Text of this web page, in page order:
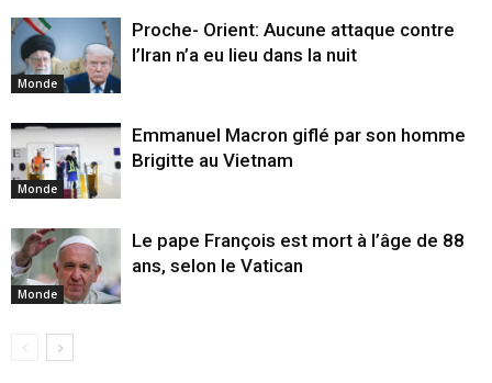
Monde
Proche- Orient: Aucune attaque contre
l’Iran n’a eu lieu dans la nuit
Monde
Emmanuel Macron giflé par son homme
Brigitte au Vietnam
Monde
Le pape François est mort à l’âge de 88
ans, selon le Vatican